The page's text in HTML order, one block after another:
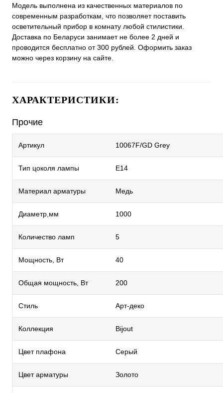
Модель выполнена из качественных материалов по
современным разработкам, что позволяет поставить
осветительный прибор в комнату любой стилистики.
Доставка по Беларуси занимает не более 2 дней и
проводится бесплатно от 300 рублей. Оформить заказ
можно через корзину на сайте.
ХАРАКТЕРИСТИКИ:
Прочие
Артикул 10067F/GD Grey
Тип цоколя лампы E14
Материал арматуры Медь
Диаметр,мм 1000
Количество ламп 5
Мощность, Вт 40
Общая мощность, Вт 200
Стиль Арт-деко
Коллекция Bijout
Цвет плафона Серый
Цвет арматуры Золото